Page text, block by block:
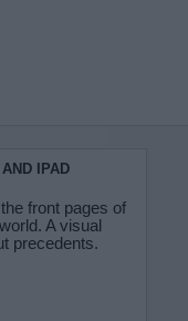
IPAD
front pages of
A visual
precedents.